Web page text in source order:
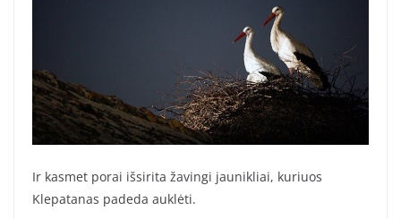
Ir kasmet porai išsirita žavingi jaunikliai, kuriuos
Klepatanas padeda auklėti.